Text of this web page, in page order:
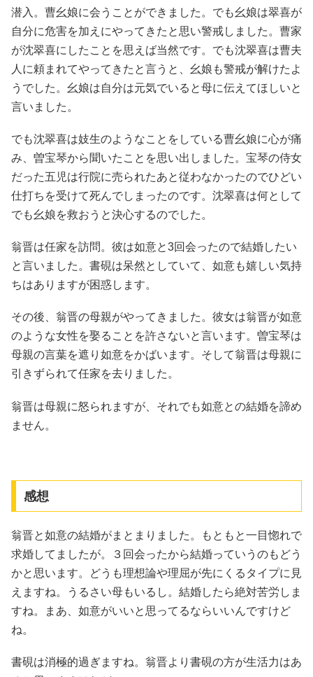
潜入。曹幺娘に会うことができました。でも幺娘は翠喜が
自分に危害を加えにやってきたと思い警戒しました。曹家
が沈翠喜にしたことを思えば当然です。でも沈翠喜は曹夫
人に頼まれてやってきたと言うと、幺娘も警戒が解けたよ
うでした。幺娘は自分は元気でいると母に伝えてほしいと
言いました。
でも沈翠喜は妓生のようなことをしている曹幺娘に心が痛
み、曽宝琴から聞いたことを思い出しました。宝琴の侍女
だった五児は行院に売られたあと従わなかったのでひどい
仕打ちを受けて死んでしまったのです。沈翠喜は何として
でも幺娘を救おうと決心するのでした。
翁晋は任家を訪問。彼は如意と3回会ったので結婚したい
と言いました。書硯は呆然としていて、如意も嬉しい気持
ちはありますが困惑します。
その後、翁晋の母親がやってきました。彼女は翁晋が如意
のような女性を娶ることを許さないと言います。曽宝琴は
母親の言葉を遮り如意をかばいます。そして翁晋は母親に
引きずられて任家を去りました。
翁晋は母親に怒られますが、それでも如意との結婚を諦め
ません。
感想
翁晋と如意の結婚がまとまりました。もともと一目惚れで
求婚してましたが。３回会ったから結婚っていうのもどう
かと思います。どうも理想論や理屈が先にくるタイプに見
えますね。うるさい母もいるし。結婚したら絶対苦労しま
すね。まあ、如意がいいと思ってるならいいんですけど
ね。
書硯は消極的過ぎますね。翁晋より書硯の方が生活力はあ